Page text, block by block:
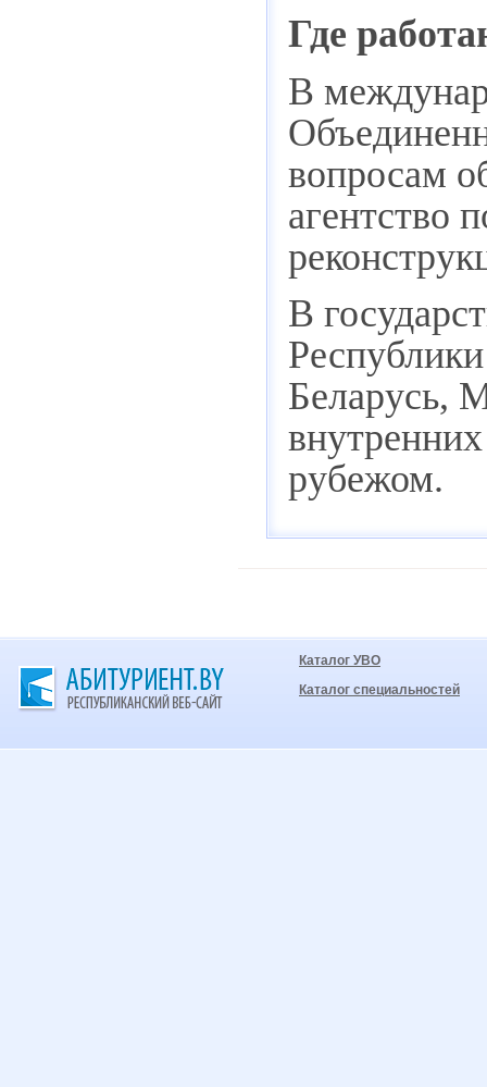
Где
В
вопросам
агентство
В
Беларусь,
рубежом.
Каталог УВО
Каталог специальностей